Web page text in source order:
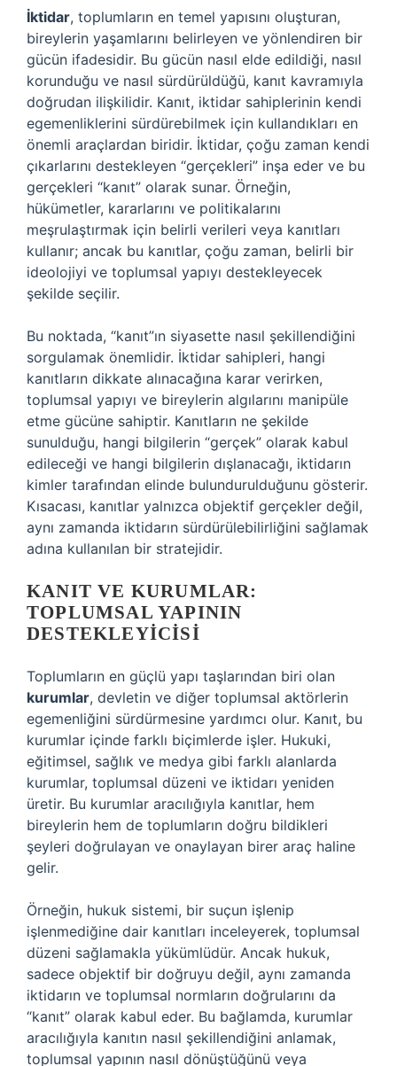
İktidar, toplumların en temel yapısını oluşturan,
bireylerin yaşamlarını belirleyen ve yönlendiren bir
gücün ifadesidir. Bu gücün nasıl elde edildiği, nasıl
korunduğu ve nasıl sürdürüldüğü, kanıt kavramıyla
doğrudan ilişkilidir. Kanıt, iktidar sahiplerinin kendi
egemenliklerini sürdürebilmek için kullandıkları en
önemli araçlardan biridir. İktidar, çoğu zaman kendi
çıkarlarını destekleyen “gerçekleri” inşa eder ve bu
gerçekleri “kanıt” olarak sunar. Örneğin,
hükümetler, kararlarını ve politikalarını
meşrulaştırmak için belirli verileri veya kanıtları
kullanır; ancak bu kanıtlar, çoğu zaman, belirli bir
ideolojiyi ve toplumsal yapıyı destekleyecek
şekilde seçilir.
Bu noktada, “kanıt”ın siyasette nasıl şekillendiğini
sorgulamak önemlidir. İktidar sahipleri, hangi
kanıtların dikkate alınacağına karar verirken,
toplumsal yapıyı ve bireylerin algılarını manipüle
etme gücüne sahiptir. Kanıtların ne şekilde
sunulduğu, hangi bilgilerin “gerçek” olarak kabul
edileceği ve hangi bilgilerin dışlanacağı, iktidarın
kimler tarafından elinde bulundurulduğunu gösterir.
Kısacası, kanıtlar yalnızca objektif gerçekler değil,
aynı zamanda iktidarın sürdürülebilirliğini sağlamak
adına kullanılan bir stratejidir.
KANIT VE KURUMLAR:
TOPLUMSAL YAPININ
DESTEKLEYICISI
Toplumların en güçlü yapı taşlarından biri olan
kurumlar, devletin ve diğer toplumsal aktörlerin
egemenliğini sürdürmesine yardımcı olur. Kanıt, bu
kurumlar içinde farklı biçimlerde işler. Hukuki,
eğitimsel, sağlık ve medya gibi farklı alanlarda
kurumlar, toplumsal düzeni ve iktidarı yeniden
üretir. Bu kurumlar aracılığıyla kanıtlar, hem
bireylerin hem de toplumların doğru bildikleri
şeyleri doğrulayan ve onaylayan birer araç haline
gelir.
Örneğin, hukuk sistemi, bir suçun işlenip
işlenmediğine dair kanıtları inceleyerek, toplumsal
düzeni sağlamakla yükümlüdür. Ancak hukuk,
sadece objektif bir doğruyu değil, aynı zamanda
iktidarın ve toplumsal normların doğrularını da
“kanıt” olarak kabul eder. Bu bağlamda, kurumlar
aracılığıyla kanıtın nasıl şekillendiğini anlamak,
toplumsal yapının nasıl dönüştüğünü veya